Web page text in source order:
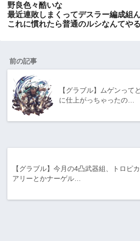
野良色々酷いな
最近連敗しまくってデスラー編成組
これに慣れたら普通のルシなんてや
前の記事
【グラブル】ムゲンって
に仕上がっちゃったの…
【グラブル】今月の4凸武器組、トロピ
アリーとかナーゲル…